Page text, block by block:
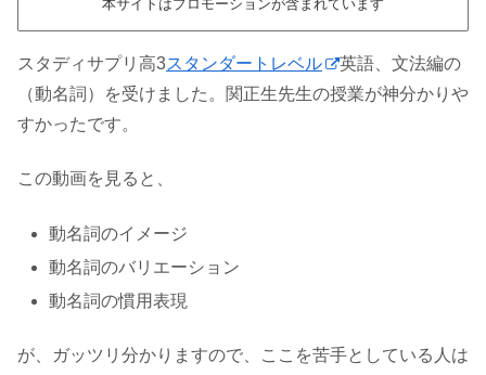
本サイトはプロモーションが含まれています
スタディサプリ高3スタンダートレベル
英語、文法編の
（動名詞）を受けました。関正生先生の授業が神分かりや
すかったです。
この動画を見ると、
動名詞のイメージ
動名詞のバリエーション
動名詞の慣用表現
が、ガッツリ分かりますので、ここを苦手としている人は